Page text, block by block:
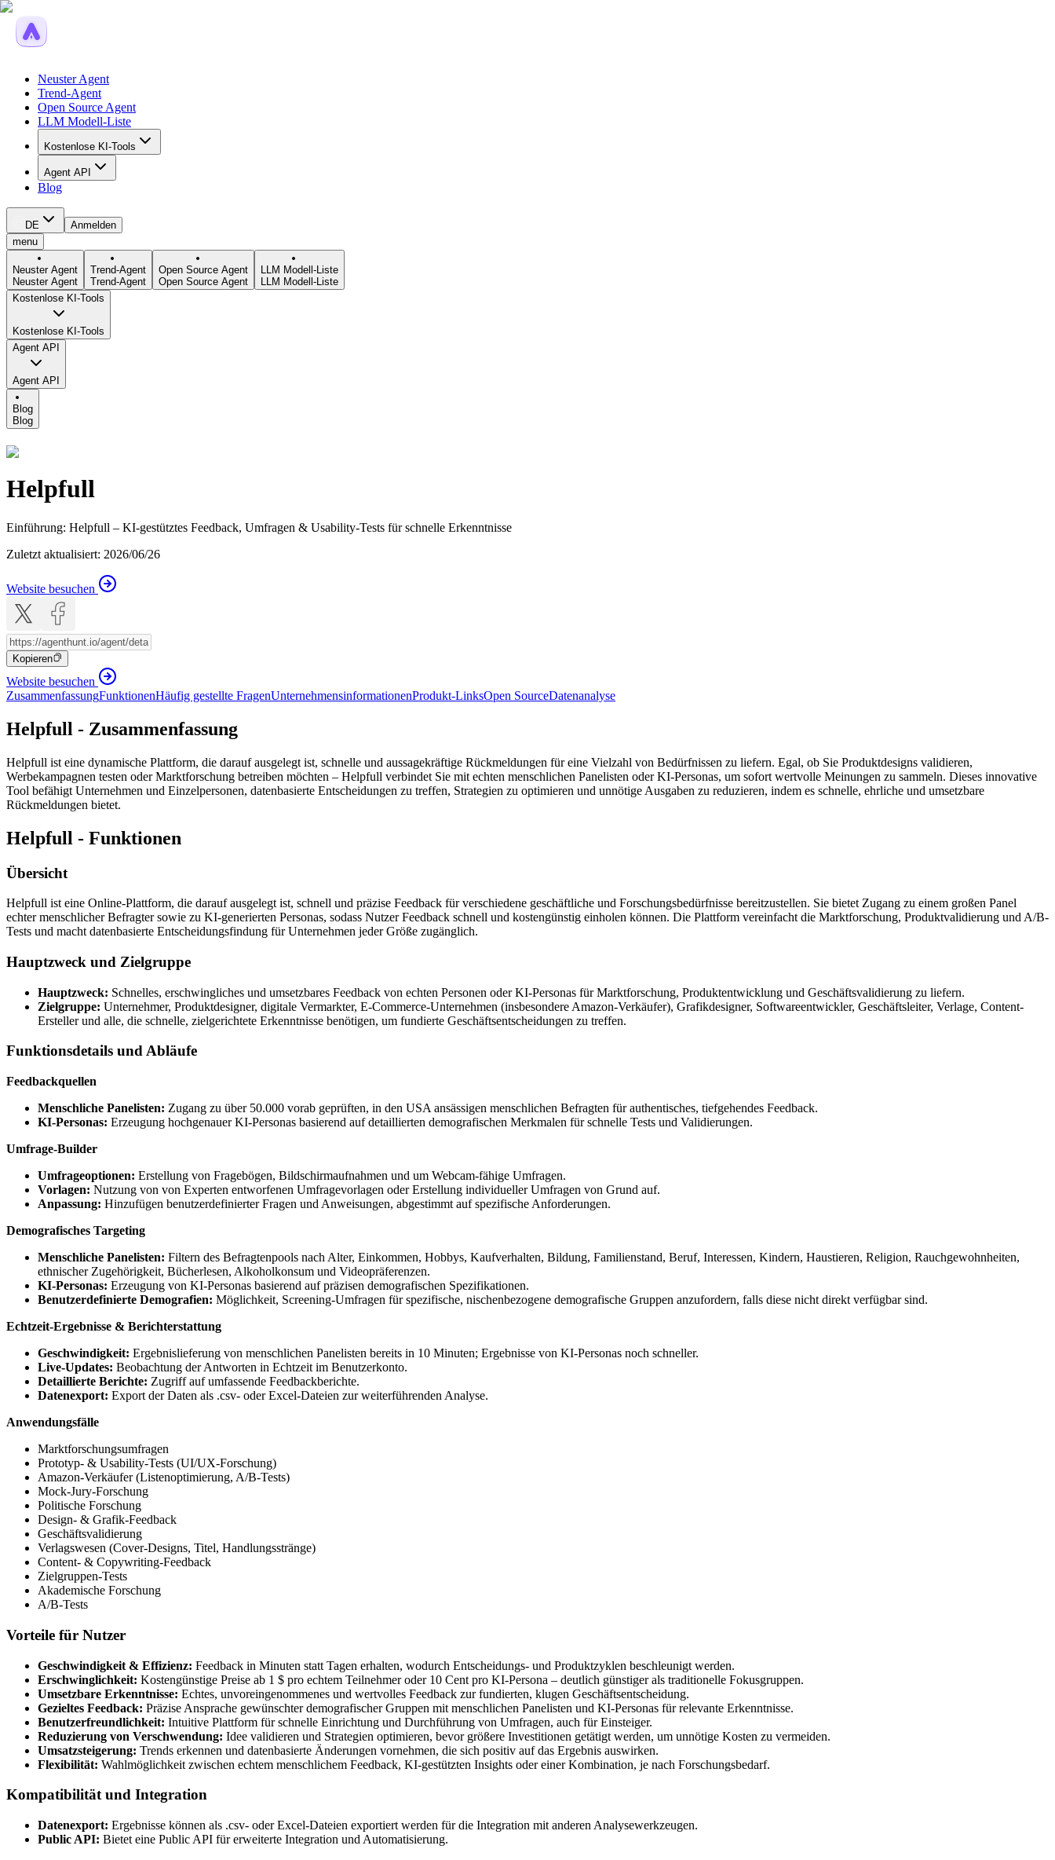
Neuster Agent
Trend-Agent
Open Source Agent
LLM Modell-Liste
Kostenlose KI-Tools
Agent API
Blog
DE
Anmelden
menu
Neuster Agent
Neuster Agent
Trend-Agent
Trend-Agent
Open Source Agent
Open Source Agent
LLM Modell-Liste
LLM Modell-Liste
Kostenlose KI-Tools
Kostenlose KI-Tools
Agent API
Agent API
Blog
Blog
Helpfull
Einführung: Helpfull – KI-gestütztes Feedback, Umfragen & Usability-Tests für schnelle Erkenntnisse
Zuletzt aktualisiert: 2026/06/26
Website besuchen
Kopieren
Website besuchen
ZusammenfassungFunktionenHäufig gestellte FragenUnternehmensinformationenProdukt-LinksOpen SourceDatenanalyse
Helpfull - Zusammenfassung
Helpfull ist eine dynamische Plattform, die darauf ausgelegt ist, schnelle und aussagekräftige Rückmeldungen für eine Vielzahl von Bedürfnissen zu liefern. Egal, ob Sie Produktdesigns validieren,
Werbekampagnen testen oder Marktforschung betreiben möchten – Helpfull verbindet Sie mit echten menschlichen Panelisten oder KI-Personas, um sofort wertvolle Meinungen zu sammeln. Dieses innovative
Tool befähigt Unternehmen und Einzelpersonen, datenbasierte Entscheidungen zu treffen, Strategien zu optimieren und unnötige Ausgaben zu reduzieren, indem es schnelle, ehrliche und umsetzbare
Rückmeldungen bietet.
Helpfull - Funktionen
Übersicht
Helpfull ist eine Online-Plattform, die darauf ausgelegt ist, schnell und präzise Feedback für verschiedene geschäftliche und Forschungsbedürfnisse bereitzustellen. Sie bietet Zugang zu einem großen Panel
echter menschlicher Befragter sowie zu KI-generierten Personas, sodass Nutzer Feedback schnell und kostengünstig einholen können. Die Plattform vereinfacht die Marktforschung, Produktvalidierung und A/B-
Tests und macht datenbasierte Entscheidungsfindung für Unternehmen jeder Größe zugänglich.
Hauptzweck und Zielgruppe
Hauptzweck: Schnelles, erschwingliches und umsetzbares Feedback von echten Personen oder KI-Personas für Marktforschung, Produktentwicklung und Geschäftsvalidierung zu liefern.
Zielgruppe: Unternehmer, Produktdesigner, digitale Vermarkter, E-Commerce-Unternehmen (insbesondere Amazon-Verkäufer), Grafikdesigner, Softwareentwickler, Geschäftsleiter, Verlage, Content-
Ersteller und alle, die schnelle, zielgerichtete Erkenntnisse benötigen, um fundierte Geschäftsentscheidungen zu treffen.
Funktionsdetails und Abläufe
Feedbackquellen
Menschliche Panelisten: Zugang zu über 50.000 vorab geprüften, in den USA ansässigen menschlichen Befragten für authentisches, tiefgehendes Feedback.
KI-Personas: Erzeugung hochgenauer KI-Personas basierend auf detaillierten demografischen Merkmalen für schnelle Tests und Validierungen.
Umfrage-Builder
Umfrageoptionen: Erstellung von Fragebögen, Bildschirmaufnahmen und um Webcam-fähige Umfragen.
Vorlagen: Nutzung von von Experten entworfenen Umfragevorlagen oder Erstellung individueller Umfragen von Grund auf.
Anpassung: Hinzufügen benutzerdefinierter Fragen und Anweisungen, abgestimmt auf spezifische Anforderungen.
Demografisches Targeting
Menschliche Panelisten: Filtern des Befragtenpools nach Alter, Einkommen, Hobbys, Kaufverhalten, Bildung, Familienstand, Beruf, Interessen, Kindern, Haustieren, Religion, Rauchgewohnheiten,
ethnischer Zugehörigkeit, Bücherlesen, Alkoholkonsum und Videopräferenzen.
KI-Personas: Erzeugung von KI-Personas basierend auf präzisen demografischen Spezifikationen.
Benutzerdefinierte Demografien: Möglichkeit, Screening-Umfragen für spezifische, nischenbezogene demografische Gruppen anzufordern, falls diese nicht direkt verfügbar sind.
Echtzeit-Ergebnisse & Berichterstattung
Geschwindigkeit: Ergebnislieferung von menschlichen Panelisten bereits in 10 Minuten; Ergebnisse von KI-Personas noch schneller.
Live-Updates: Beobachtung der Antworten in Echtzeit im Benutzerkonto.
Detaillierte Berichte: Zugriff auf umfassende Feedbackberichte.
Datenexport: Export der Daten als .csv- oder Excel-Dateien zur weiterführenden Analyse.
Anwendungsfälle
Marktforschungsumfragen
Prototyp- & Usability-Tests (UI/UX-Forschung)
Amazon-Verkäufer (Listenoptimierung, A/B-Tests)
Mock-Jury-Forschung
Politische Forschung
Design- & Grafik-Feedback
Geschäftsvalidierung
Verlagswesen (Cover-Designs, Titel, Handlungsstränge)
Content- & Copywriting-Feedback
Zielgruppen-Tests
Akademische Forschung
A/B-Tests
Vorteile für Nutzer
Geschwindigkeit & Effizienz: Feedback in Minuten statt Tagen erhalten, wodurch Entscheidungs- und Produktzyklen beschleunigt werden.
Erschwinglichkeit: Kostengünstige Preise ab 1 $ pro echtem Teilnehmer oder 10 Cent pro KI-Persona – deutlich günstiger als traditionelle Fokusgruppen.
Umsetzbare Erkenntnisse: Echtes, unvoreingenommenes und wertvolles Feedback zur fundierten, klugen Geschäftsentscheidung.
Gezieltes Feedback: Präzise Ansprache gewünschter demografischer Gruppen mit menschlichen Panelisten und KI-Personas für relevante Erkenntnisse.
Benutzerfreundlichkeit: Intuitive Plattform für schnelle Einrichtung und Durchführung von Umfragen, auch für Einsteiger.
Reduzierung von Verschwendung: Idee validieren und Strategien optimieren, bevor größere Investitionen getätigt werden, um unnötige Kosten zu vermeiden.
Umsatzsteigerung: Trends erkennen und datenbasierte Änderungen vornehmen, die sich positiv auf das Ergebnis auswirken.
Flexibilität: Wahlmöglichkeit zwischen echtem menschlichem Feedback, KI-gestützten Insights oder einer Kombination, je nach Forschungsbedarf.
Kompatibilität und Integration
Datenexport: Ergebnisse können als .csv- oder Excel-Dateien exportiert werden für die Integration mit anderen Analysewerkzeugen.
Public API: Bietet eine Public API für erweiterte Integration und Automatisierung.